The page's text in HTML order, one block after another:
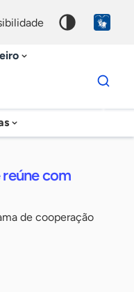
Dados
para
chave
com
de cooperação